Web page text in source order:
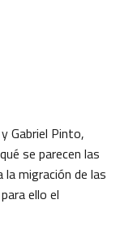
Gabriel Pinto,
se parecen las
la migración de las
ello el